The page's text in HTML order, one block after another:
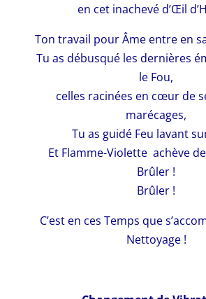
en cet inachevé d’Œil
Ton travail pour Âme entre en
Tu as débusqué les dernières
le Fou,
celles racinées en cœur de
marécages,
Tu as guidé Feu lavant
Et Flamme-Violette achève
Brûler !
Brûler !
C’est en ces Temps que
Nettoyage !